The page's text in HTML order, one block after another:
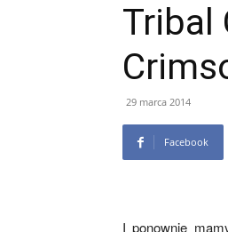
Tribal
29 marca 2014
Facebook
I ponownie